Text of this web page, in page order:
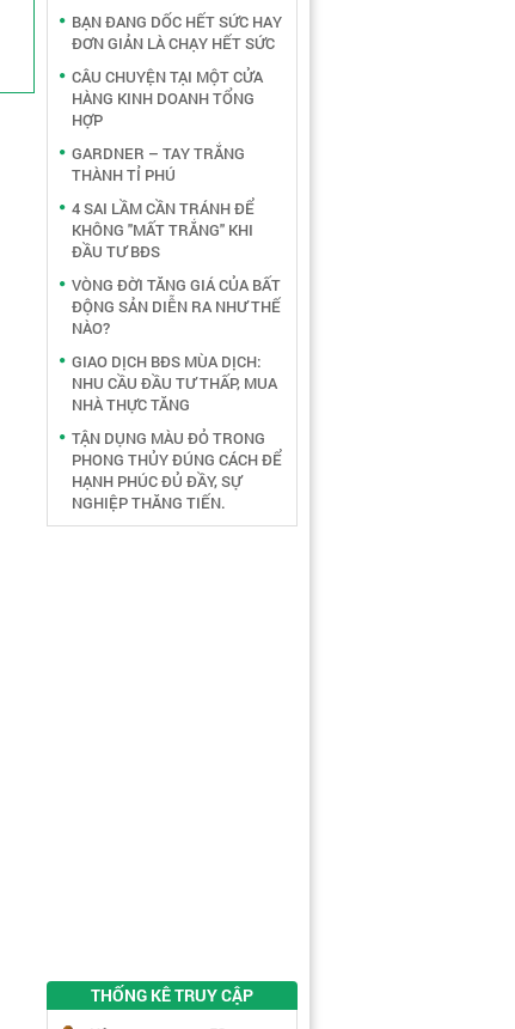
BẠN ĐANG DỐC HẾT SỨC HAY
ĐƠN GIẢN LÀ CHẠY HẾT SỨC
CÂU CHUYỆN TẠI MỘT CỬA
HÀNG KINH DOANH TỔNG
HỢP
GARDNER – TAY TRẮNG
THÀNH TỈ PHÚ
4 SAI LẦM CẦN TRÁNH ĐỂ
KHÔNG "MẤT TRẮNG" KHI
ĐẦU TƯ BĐS
VÒNG ĐỜI TĂNG GIÁ CỦA BẤT
ĐỘNG SẢN DIỄN RA NHƯ THẾ
NÀO?
GIAO DỊCH BĐS MÙA DỊCH:
NHU CẦU ĐẦU TƯ THẤP, MUA
NHÀ THỰC TĂNG
TẬN DỤNG MÀU ĐỎ TRONG
PHONG THỦY ĐÚNG CÁCH ĐỂ
HẠNH PHÚC ĐỦ ĐẦY, SỰ
NGHIỆP THĂNG TIẾN.
THỐNG KÊ TRUY CẬP